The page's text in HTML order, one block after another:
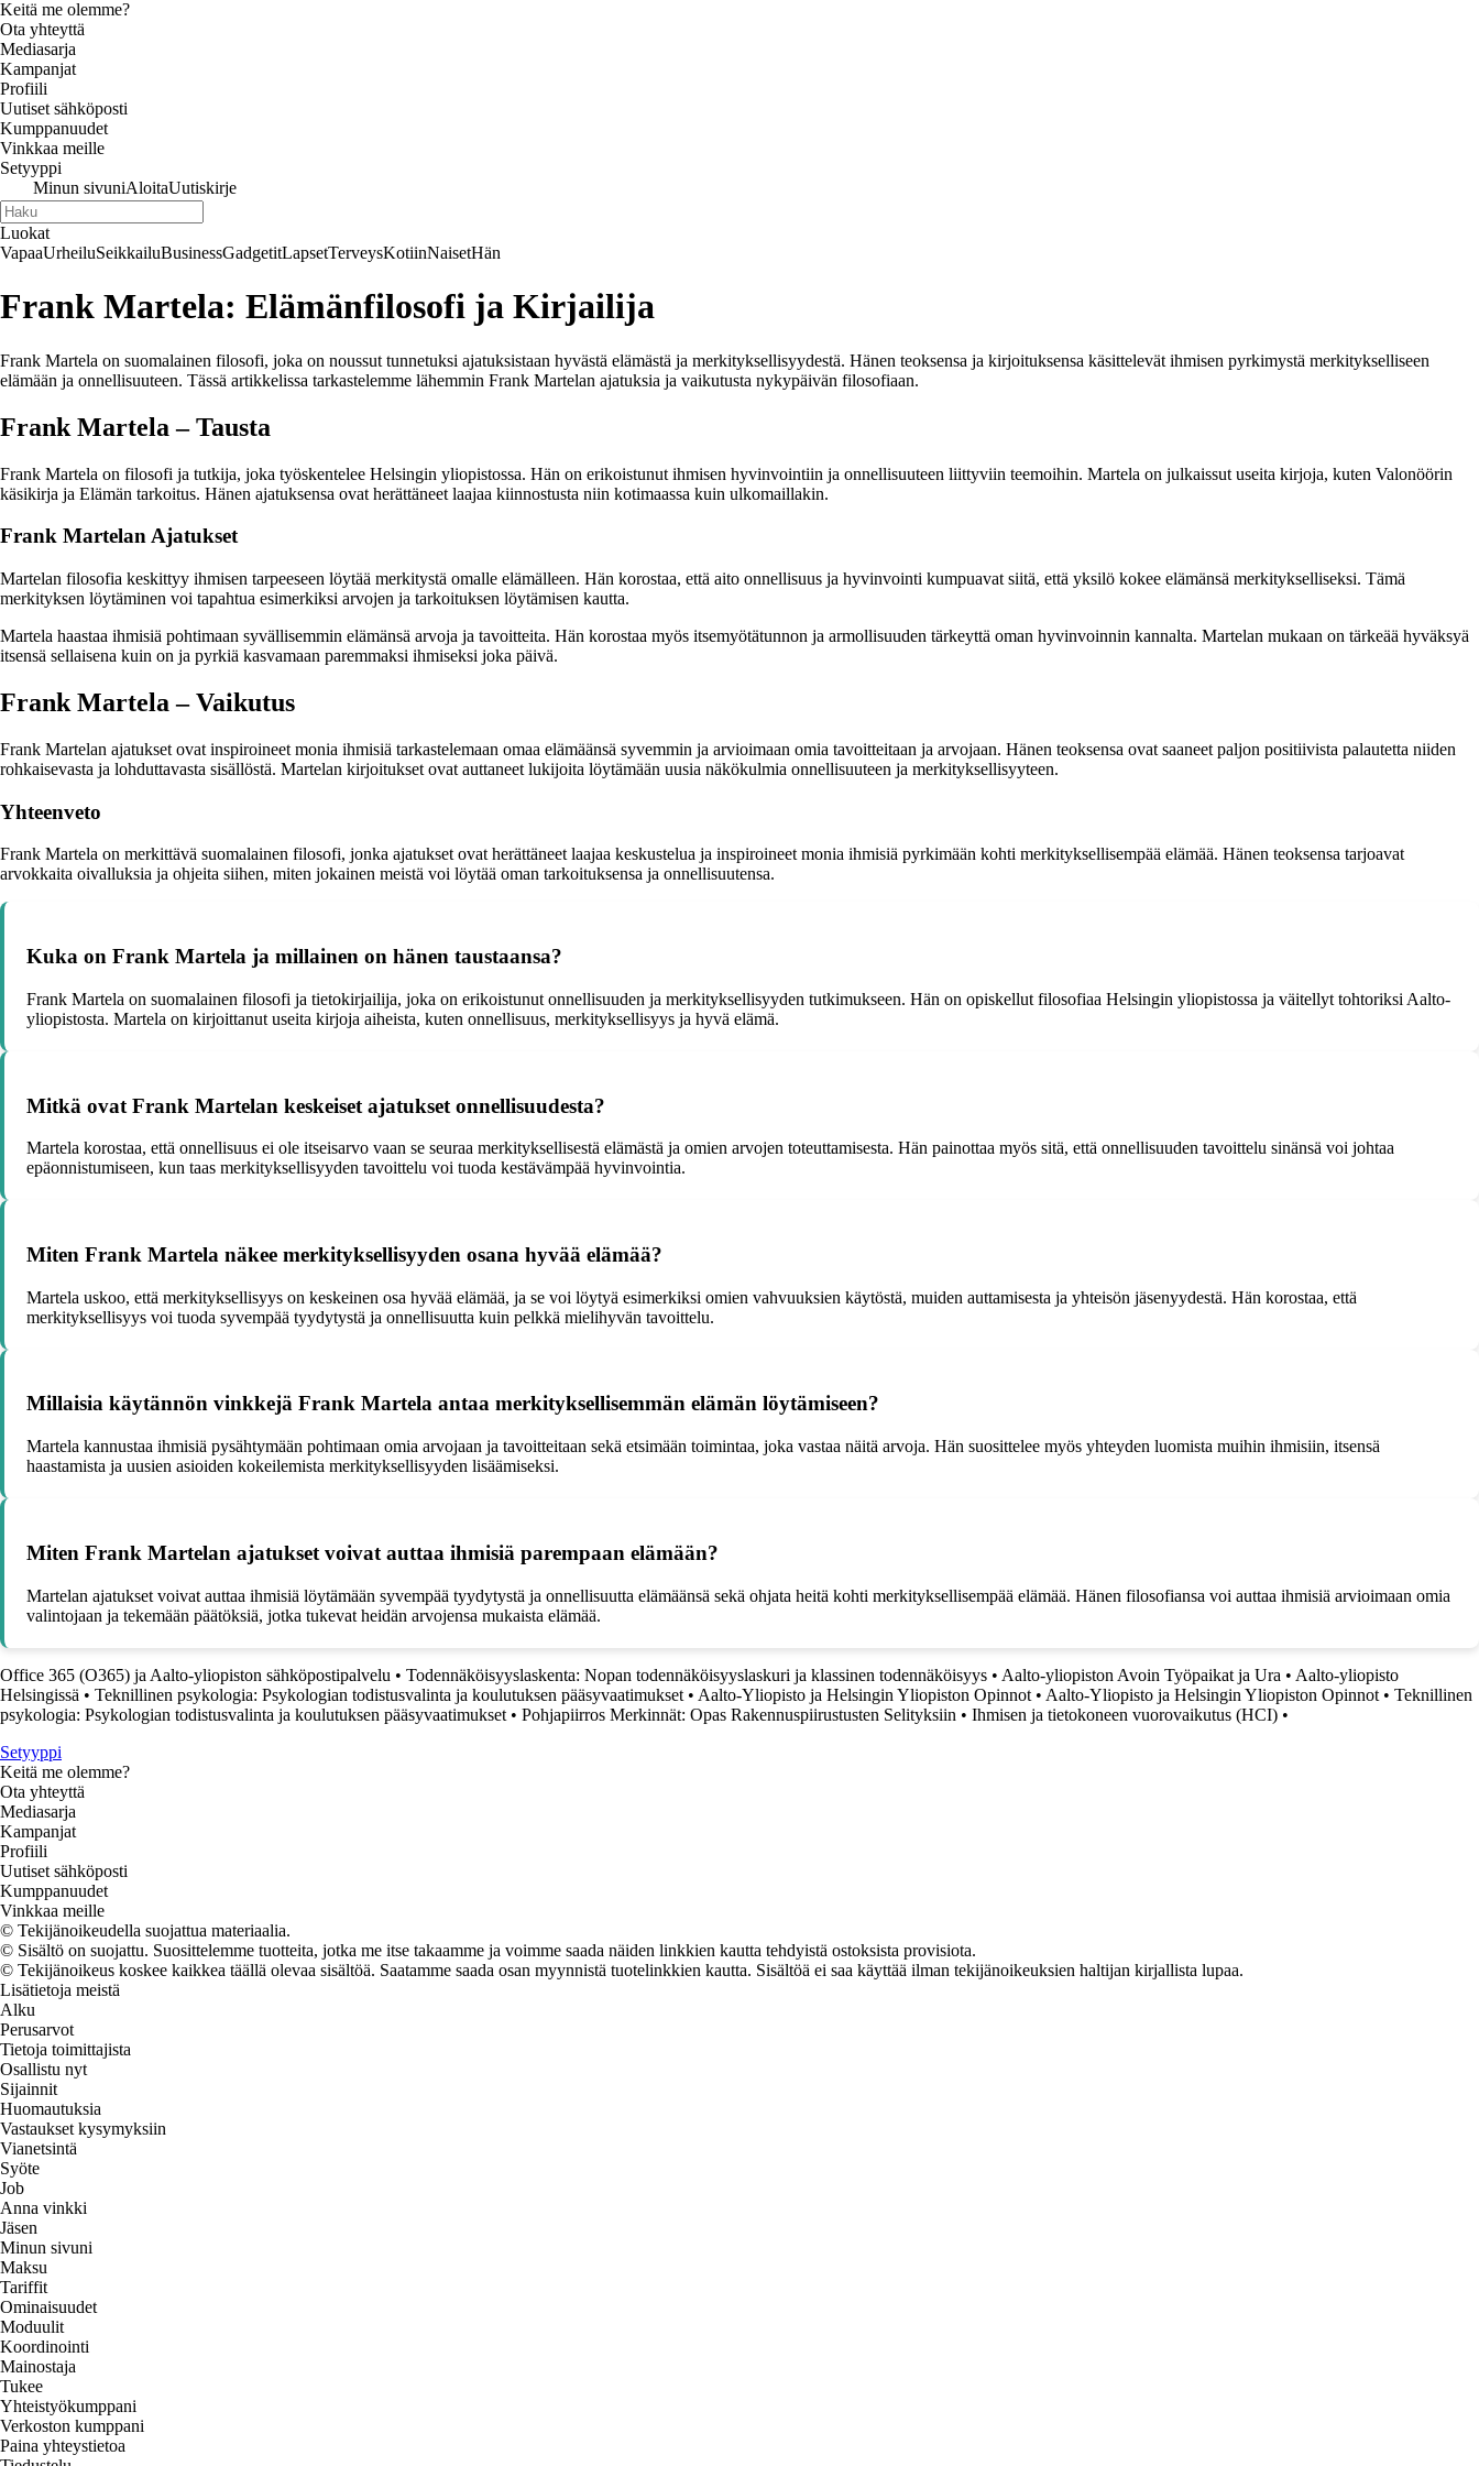
Keitä me olemme?
Ota yhteyttä
Mediasarja
Kampanjat
Profiili
Uutiset sähköposti
Kumppanuudet
Vinkkaa meille
Setyyppi
Minun sivuniAloitaUutiskirje
Luokat
VapaaUrheiluSeikkailuBusinessGadgetitLapsetTerveysKotiinNaisetHän
Frank Martela: Elämänfilosofi ja Kirjailija
Frank Martela on suomalainen filosofi, joka on noussut tunnetuksi ajatuksistaan hyvästä elämästä ja merkityksellisyydestä. Hänen teoksensa ja kirjoituksensa käsittelevät ihmisen pyrkimystä merkitykselliseen
elämään ja onnellisuuteen. Tässä artikkelissa tarkastelemme lähemmin Frank Martelan ajatuksia ja vaikutusta nykypäivän filosofiaan.
Frank Martela – Tausta
Frank Martela on filosofi ja tutkija, joka työskentelee Helsingin yliopistossa. Hän on erikoistunut ihmisen hyvinvointiin ja onnellisuuteen liittyviin teemoihin. Martela on julkaissut useita kirjoja, kuten Valonöörin
käsikirja ja Elämän tarkoitus. Hänen ajatuksensa ovat herättäneet laajaa kiinnostusta niin kotimaassa kuin ulkomaillakin.
Frank Martelan Ajatukset
Martelan filosofia keskittyy ihmisen tarpeeseen löytää merkitystä omalle elämälleen. Hän korostaa, että aito onnellisuus ja hyvinvointi kumpuavat siitä, että yksilö kokee elämänsä merkitykselliseksi. Tämä
merkityksen löytäminen voi tapahtua esimerkiksi arvojen ja tarkoituksen löytämisen kautta.
Martela haastaa ihmisiä pohtimaan syvällisemmin elämänsä arvoja ja tavoitteita. Hän korostaa myös itsemyötätunnon ja armollisuuden tärkeyttä oman hyvinvoinnin kannalta. Martelan mukaan on tärkeää hyväksyä
itsensä sellaisena kuin on ja pyrkiä kasvamaan paremmaksi ihmiseksi joka päivä.
Frank Martela – Vaikutus
Frank Martelan ajatukset ovat inspiroineet monia ihmisiä tarkastelemaan omaa elämäänsä syvemmin ja arvioimaan omia tavoitteitaan ja arvojaan. Hänen teoksensa ovat saaneet paljon positiivista palautetta niiden
rohkaisevasta ja lohduttavasta sisällöstä. Martelan kirjoitukset ovat auttaneet lukijoita löytämään uusia näkökulmia onnellisuuteen ja merkityksellisyyteen.
Yhteenveto
Frank Martela on merkittävä suomalainen filosofi, jonka ajatukset ovat herättäneet laajaa keskustelua ja inspiroineet monia ihmisiä pyrkimään kohti merkityksellisempää elämää. Hänen teoksensa tarjoavat
arvokkaita oivalluksia ja ohjeita siihen, miten jokainen meistä voi löytää oman tarkoituksensa ja onnellisuutensa.
Kuka on Frank Martela ja millainen on hänen taustaansa?
Frank Martela on suomalainen filosofi ja tietokirjailija, joka on erikoistunut onnellisuuden ja merkityksellisyyden tutkimukseen. Hän on opiskellut filosofiaa Helsingin yliopistossa ja väitellyt tohtoriksi Aalto-
yliopistosta. Martela on kirjoittanut useita kirjoja aiheista, kuten onnellisuus, merkityksellisyys ja hyvä elämä.
Mitkä ovat Frank Martelan keskeiset ajatukset onnellisuudesta?
Martela korostaa, että onnellisuus ei ole itseisarvo vaan se seuraa merkityksellisestä elämästä ja omien arvojen toteuttamisesta. Hän painottaa myös sitä, että onnellisuuden tavoittelu sinänsä voi johtaa
epäonnistumiseen, kun taas merkityksellisyyden tavoittelu voi tuoda kestävämpää hyvinvointia.
Miten Frank Martela näkee merkityksellisyyden osana hyvää elämää?
Martela uskoo, että merkityksellisyys on keskeinen osa hyvää elämää, ja se voi löytyä esimerkiksi omien vahvuuksien käytöstä, muiden auttamisesta ja yhteisön jäsenyydestä. Hän korostaa, että
merkityksellisyys voi tuoda syvempää tyydytystä ja onnellisuutta kuin pelkkä mielihyvän tavoittelu.
Millaisia käytännön vinkkejä Frank Martela antaa merkityksellisemmän elämän löytämiseen?
Martela kannustaa ihmisiä pysähtymään pohtimaan omia arvojaan ja tavoitteitaan sekä etsimään toimintaa, joka vastaa näitä arvoja. Hän suosittelee myös yhteyden luomista muihin ihmisiin, itsensä
haastamista ja uusien asioiden kokeilemista merkityksellisyyden lisäämiseksi.
Miten Frank Martelan ajatukset voivat auttaa ihmisiä parempaan elämään?
Martelan ajatukset voivat auttaa ihmisiä löytämään syvempää tyydytystä ja onnellisuutta elämäänsä sekä ohjata heitä kohti merkityksellisempää elämää. Hänen filosofiansa voi auttaa ihmisiä arvioimaan omia
valintojaan ja tekemään päätöksiä, jotka tukevat heidän arvojensa mukaista elämää.
Office 365 (O365) ja Aalto-yliopiston sähköpostipalvelu • Todennäköisyyslaskenta: Nopan todennäköisyyslaskuri ja klassinen todennäköisyys • Aalto-yliopiston Avoin Työpaikat ja Ura • Aalto-yliopisto
Helsingissä • Teknillinen psykologia: Psykologian todistusvalinta ja koulutuksen pääsyvaatimukset • Aalto-Yliopisto ja Helsingin Yliopiston Opinnot • Aalto-Yliopisto ja Helsingin Yliopiston Opinnot • Teknillinen
psykologia: Psykologian todistusvalinta ja koulutuksen pääsyvaatimukset • Pohjapiirros Merkinnät: Opas Rakennuspiirustusten Selityksiin • Ihmisen ja tietokoneen vuorovaikutus (HCI) •
Setyyppi
Keitä me olemme?
Ota yhteyttä
Mediasarja
Kampanjat
Profiili
Uutiset sähköposti
Kumppanuudet
Vinkkaa meille
© Tekijänoikeudella suojattua materiaalia.
© Sisältö on suojattu. Suosittelemme tuotteita, jotka me itse takaamme ja voimme saada näiden linkkien kautta tehdyistä ostoksista provisiota.
© Tekijänoikeus koskee kaikkea täällä olevaa sisältöä. Saatamme saada osan myynnistä tuotelinkkien kautta. Sisältöä ei saa käyttää ilman tekijänoikeuksien haltijan kirjallista lupaa.
Lisätietoja meistä
Alku
Perusarvot
Tietoja toimittajista
Osallistu nyt
Sijainnit
Huomautuksia
Vastaukset kysymyksiin
Vianetsintä
Syöte
Job
Anna vinkki
Jäsen
Minun sivuni
Maksu
Tariffit
Ominaisuudet
Moduulit
Koordinointi
Mainostaja
Tukee
Yhteistyökumppani
Verkoston kumppani
Paina yhteystietoa